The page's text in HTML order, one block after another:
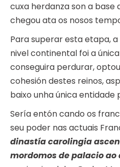
cuxa herdanza son a base
chegou ata os nosos
Para superar esta etapa,
nivel continental foi a
conseguira perdurar,
cohesión destes reinos,
baixo unha única entidade
Sería entón cando os
seu poder nas actuais
dinastía carolingia
mordomos de palacio ao